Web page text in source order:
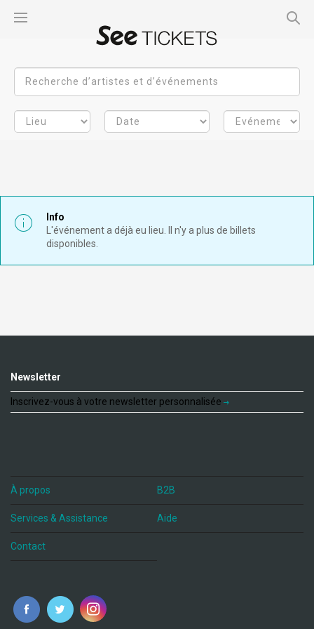
Info
L'événement a déjà eu lieu. Il n'y a plus de billets
disponibles.
Newsletter
Inscrivez-vous à votre newsletter personnalisée
À propos B2B
Services & Assistance Aide
Contact
fr